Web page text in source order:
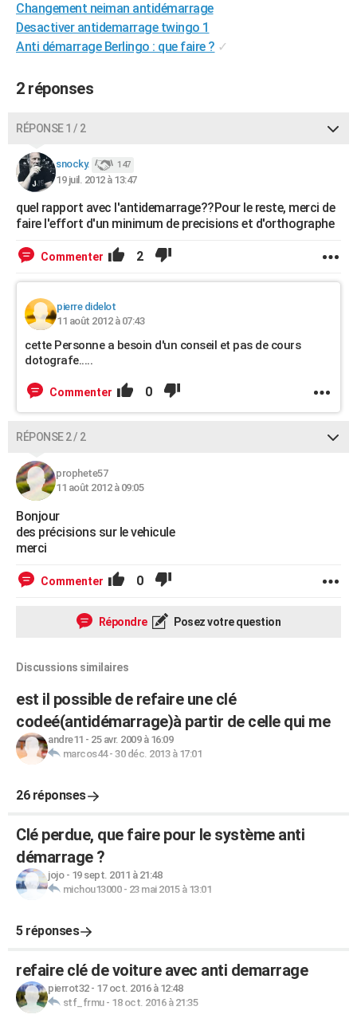
Destinations
City break
Voyage nature
Voyage de noces
Forum
Climat
+PHOTO
GUIDES D'ACHAT
BONS PLANS
Dictionnaire
Biographies
Citations
Expressions
Proverbes
PROGRAMME TV
COPAINS D'AVANT
AVIS DE DÉCÈS
Bricolage
Lifestyle
Culture
Sport
Auto
Television
Voyage
Cinema
Changement neiman antidémarrage
Desactiver antidemarrage twingo 1
Anti démarrage Berlingo : que faire ? ✓
2 réponses
RÉPONSE 1 / 2
snocky. 147
19 juil. 2012 à 13:47
quel rapport avec l'antidemarrage??Pour le reste, merci de
faire l'effort d'un minimum de precisions et d'orthographe
Commenter 2
pierre didelot
11 août 2012 à 07:43
cette Personne a besoin d'un conseil et pas de cours
dotografe.....
Commenter 0
RÉPONSE 2 / 2
prophete57
11 août 2012 à 09:05
Bonjour
des précisions sur le vehicule
merci
Commenter 0
Répondre Posez votre question
Discussions similaires
est il possible de refaire une clé
codeé(antidémarrage)à partir de celle qui me
andre11 - 25 avr. 2009 à 16:09
marcos44- 30 déc. 2013 à 17:01
26 réponses
Clé perdue, que faire pour le système anti
démarrage ?
jojo- 19 sept. 2011 à 21:48
michou13000- 23 mai 2015 à 13:01
5 réponses
refaire clé de voiture avec anti demarrage
pierrot32- 17 oct. 2016 à 12:48
stf_frmu- 18 oct. 2016 à 21:35